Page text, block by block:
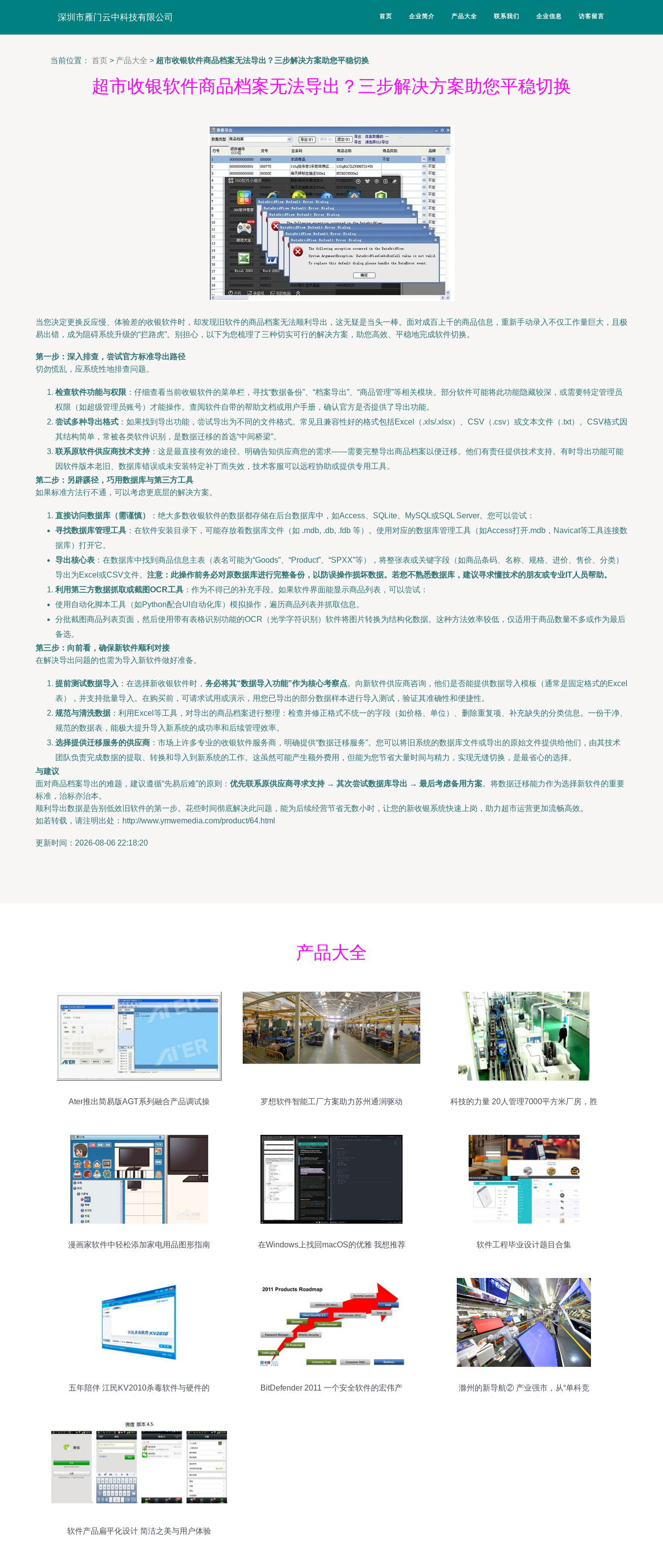
深圳市雁门云中科技有限公司 首页 企业简介 产品大全 联系我们 企业信息 访客留言
当前位置： 首页 > 产品大全 > 超市收银软件商品档案无法导出？三步解决方案助您平稳切换
超市收银软件商品档案无法导出？三步解决方案助您平稳切换
当您决定更换反应慢、体验差的收银软件时，却发现旧软件的商品档案无法顺利导出，这无疑是当头一棒。面对成百上千的商品信息，重新手动录入不仅工作量巨大，且极
易出错，成为阻碍系统升级的“拦路虎”。别担心，以下为您梳理了三种切实可行的解决方案，助您高效、平稳地完成软件切换。
第一步：深入排查，尝试官方标准导出路径
切勿慌乱，应系统性地排查问题。
检查软件功能与权限 ：仔细查看当前收银软件的菜单栏，寻找“数据备份”、“档案导出”、“商品管理”等相关模块。部分软件可能将此功能隐藏较深，或需要特定管理员
权限（如超级管理员账号）才能操作。查阅软件自带的帮助文档或用户手册，确认官方是否提供了导出功能。
尝试多种导出格式 ：如果找到导出功能，尝试导出为不同的文件格式。常见且兼容性好的格式包括Excel（.xls/.xlsx）、CSV（.csv）或文本文件（.txt）。CSV格式因
其结构简单，常被各类软件识别，是数据迁移的首选“中间桥梁”。
联系原软件供应商技术支持：这是最直接有效的途径。明确告知供应商您的需求——需要完整导出商品档案以便迁移。他们有责任提供技术支持。有时导出功能可能
因软件版本老旧、数据库错误或未安装特定补丁而失效，技术客服可以远程协助或提供专用工具。
第二步：另辟蹊径，巧用数据库与第三方工具
如果标准方法行不通，可以考虑更底层的解决方案。
直接访问数据库（需谨慎）
：绝大多数收银软件的数据都存储在后台数据库中，如Access、SQLite、MySQL或SQL Server。您可以尝试：
寻找数据库管理工具 ：在软件安装目录下，可能存放着数据库文件（如 .mdb, .db, .fdb 等）。使用对应的数据库管理工具（如Access打开.mdb，Navicat等工具连接数
据库）打开它。
导出核心表 ：在数据库中找到商品信息主表（表名可能为“Goods”、“Product”、“SPXX”等），将整张表或关键字段（如商品条码、名称、规格、进价、售价、分类）
导出为Excel或CSV文件。 注意：此操作前务必对原数据库进行完整备份，以防误操作损坏数据。若您不熟悉数据库，建议寻求懂技术的朋友或专业IT人员帮助。
利用第三方数据抓取或截图OCR工具 ：作为不得已的补充手段。如果软件界面能显示商品列表，可以尝试：
使用自动化脚本工具（如Python配合UI自动化库）模拟操作，遍历商品列表并抓取信息。
分批截图商品列表页面，然后使用带有表格识别功能的OCR（光学字符识别）软件将图片转换为结构化数据。这种方法效率较低，仅适用于商品数量不多或作为最后
备选。
第三步：向前看，确保新软件顺利对接
在解决导出问题的也需为导入新软件做好准备。
提前测试数据导入 ：在选择新收银软件时， 务必将其“数据导入功能”作为核心考察点。向新软件供应商咨询，他们是否能提供数据导入模板（通常是固定格式的Excel
表），并支持批量导入。在购买前，可请求试用或演示，用您已导出的部分数据样本进行导入测试，验证其准确性和便捷性。
规范与清洗数据：利用Excel等工具，对导出的商品档案进行整理：检查并修正格式不统一的字段（如价格、单位）、删除重复项、补充缺失的分类信息。一份干净、
规范的数据表，能极大提升导入新系统的成功率和后续管理效率。
选择提供迁移服务的供应商 ：市场上许多专业的收银软件服务商，明确提供“数据迁移服务”。您可以将旧系统的数据库文件或导出的原始文件提供给他们，由其技术
团队负责完成数据的提取、转换和导入到新系统的工作。这虽然可能产生额外费用，但能为您节省大量时间与精力，实现无缝切换，是最省心的选择。
与建议
面对商品档案导出的难题，建议遵循“先易后难”的原则： 优先联系原供应商寻求支持 → 其次尝试数据库导出 → 最后考虑备用方案。将数据迁移能力作为选择新软件的重要
标准，治标亦治本。
顺利导出数据是告别低效旧软件的第一步。花些时间彻底解决此问题，能为后续经营节省无数小时，让您的新收银系统快速上岗，助力超市运营更加流畅高效。
如若转载，请注明出处：http://www.ymwemedia.com/product/64.html
更新时间：2026-08-06 22:18:20
产品大全
Ater推出简易版AGT系列融合产品调试操
罗想软件智能工厂方案助力苏州通润驱动
科技的力量 20人管理7000平方米厂房，胜
漫画家软件中轻松添加家电用品图形指南
在Windows上找回macOS的优雅 我想推荐
软件工程毕业设计题目合集
五年陪伴 江民KV2010杀毒软件与硬件的
BitDefender 2011 一个安全软件的宏伟产
滁州的新导航② 产业强市，从“单科竞
软件产品扁平化设计 简洁之美与用户体验